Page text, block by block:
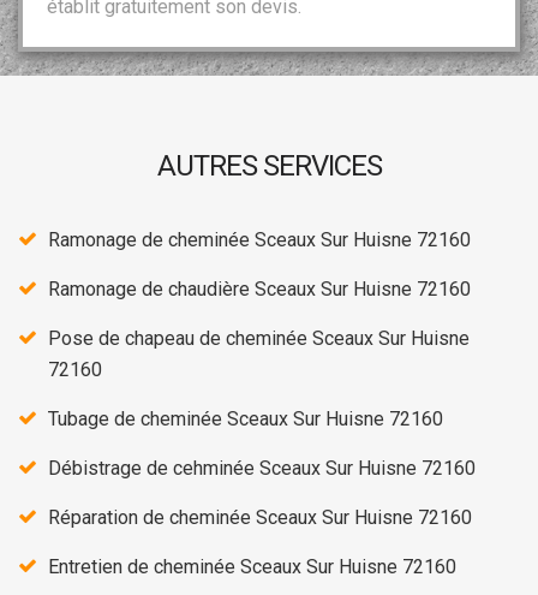
établit gratuitement son devis.
AUTRES SERVICES
Ramonage de cheminée Sceaux Sur Huisne 72160
Ramonage de chaudière Sceaux Sur Huisne 72160
Pose de chapeau de cheminée Sceaux Sur Huisne
72160
Tubage de cheminée Sceaux Sur Huisne 72160
Débistrage de cehminée Sceaux Sur Huisne 72160
Réparation de cheminée Sceaux Sur Huisne 72160
Entretien de cheminée Sceaux Sur Huisne 72160